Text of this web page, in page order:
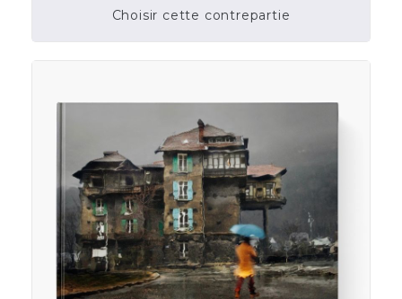
Choisir cette contrepartie
Financement participatif terminé.